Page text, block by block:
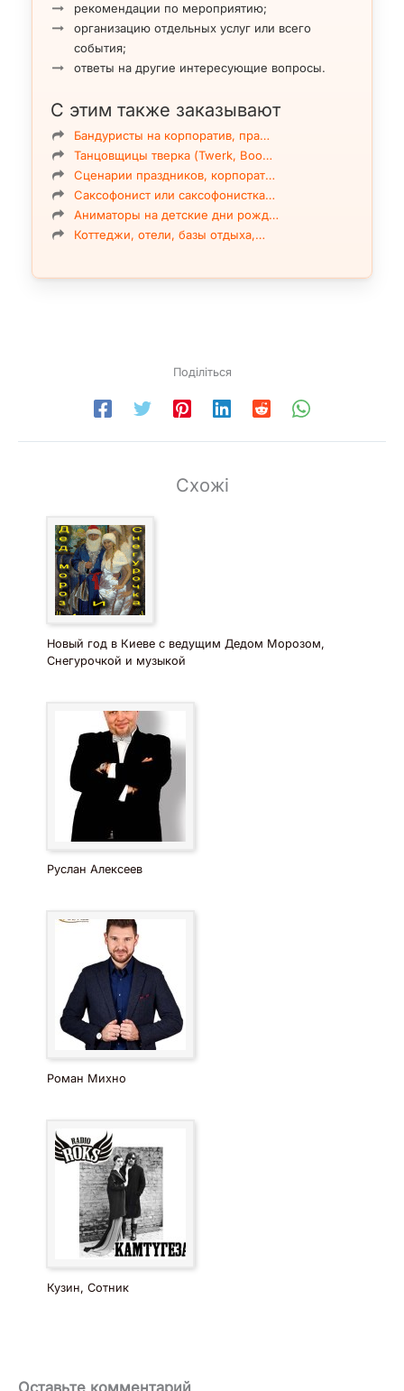
рекомендации по мероприятию;
организацию отдельных услуг или всего
события;
ответы на другие интересующие вопросы.
С этим также заказывают
Бандуристы на корпоратив, пра…
Танцовщицы тверка (Twerk, Boo…
Сценарии праздников, корпорат…
Саксофонист или саксофонистка…
Аниматоры на детские дни рожд…
Коттеджи, отели, базы отдыха,…
Поділіться
Схожі
Новый год в Киеве с ведущим Дедом Морозом,
Снегурочкой и музыкой
Руслан Алексеев
Роман Михно
Кузин, Сотник
Оставьте комментарий